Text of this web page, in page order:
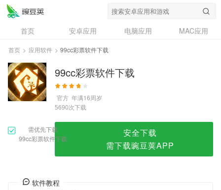
首页 安卓应用 电脑应用
MAC应用
资讯
专题
问答
首页 > 应用软件 > 99cc彩票软件下载
99cc彩票软件下载
官方 年满16周岁
5690次下载
需优先下载
99cc彩票软件下载
安全下载
需下载豌豆荚APP
软件教程